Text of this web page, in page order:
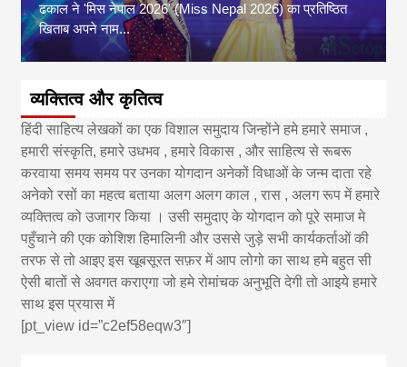
ढकाल ने 'मिस नेपाल 2026' (Miss Nepal 2026) का प्रतिष्ठित
खिताब अपने नाम...
व्यक्तित्व और कृतित्व
हिंदी साहित्य लेखकों का एक विशाल समुदाय जिन्होंने हमे हमारे समाज ,
हमारी संस्कृति, हमारे उधभव , हमारे विकास , और साहित्य से रूबरू
करवाया समय समय पर उनका योगदान अनेकों विधाओं के जन्म दाता रहे
अनेको रसों का महत्व बताया अलग अलग काल , रास , अलग रूप में हमारे
व्यक्तित्व को उजागर किया । उसी समुदाए के योगदान को पूरे समाज मे
पहुँचाने की एक कोशिश हिमालिनी और उससे जुड़े सभी कार्यकर्ताओं की
तरफ से तो आइए इस खूबसूरत सफ़र में आप लोगो का साथ हमे बहुत सी
ऐसी बातों से अवगत कराएगा जो हमे रोमांचक अनुभूति देगी तो आइये हमारे
साथ इस प्रयास में
[pt_view id=”c2ef58eqw3″]